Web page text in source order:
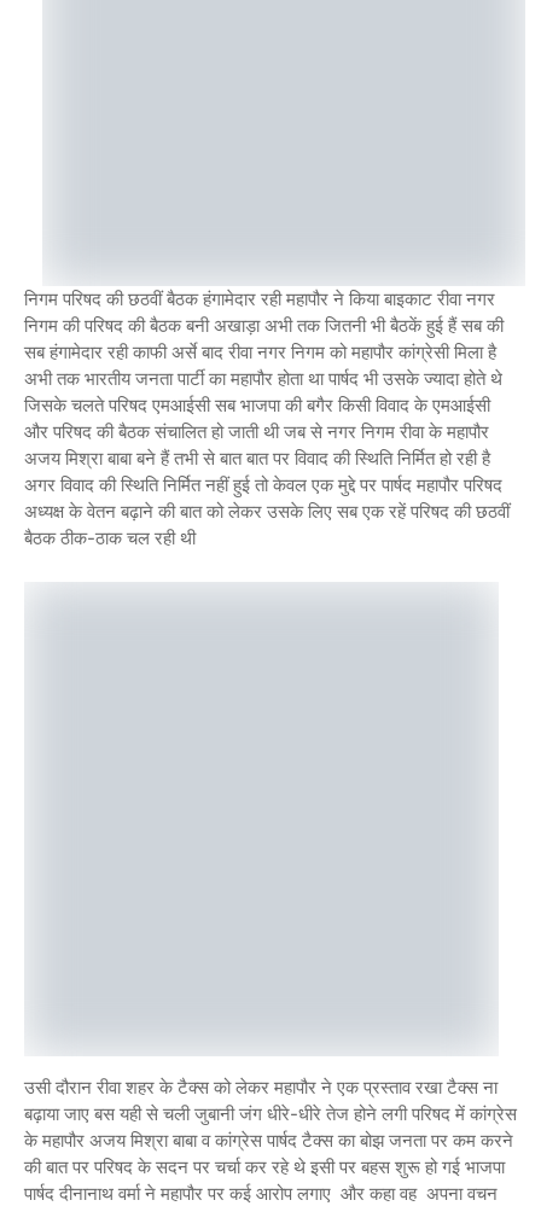
निगम परिषद की छठवीं बैठक हंगामेदार रही महापौर ने किया बाइकाट रीवा नगर
निगम की परिषद की बैठक बनी अखाड़ा अभी तक जितनी भी बैठकें हुई हैं सब की
सब हंगामेदार रही काफी अर्से बाद रीवा नगर निगम को महापौर कांग्रेसी मिला है
अभी तक भारतीय जनता पार्टी का महापौर होता था पार्षद भी उसके ज्यादा होते थे
जिसके चलते परिषद एमआईसी सब भाजपा की बगैर किसी विवाद के एमआईसी
और परिषद की बैठक संचालित हो जाती थी जब से नगर निगम रीवा के महापौर
अजय मिश्रा बाबा बने हैं तभी से बात बात पर विवाद की स्थिति निर्मित हो रही है
अगर विवाद की स्थिति निर्मित नहीं हुई तो केवल एक मुद्दे पर पार्षद महापौर परिषद
अध्यक्ष के वेतन बढ़ाने की बात को लेकर उसके लिए सब एक रहें परिषद की छठवीं
बैठक ठीक-ठाक चल रही थी
उसी दौरान रीवा शहर के टैक्स को लेकर महापौर ने एक प्रस्ताव रखा टैक्स ना
बढ़ाया जाए बस यही से चली जुबानी जंग धीरे-धीरे तेज होने लगी परिषद में कांग्रेस
के महापौर अजय मिश्रा बाबा व कांग्रेस पार्षद टैक्स का बोझ जनता पर कम करने
की बात पर परिषद के सदन पर चर्चा कर रहे थे इसी पर बहस शुरू हो गई भाजपा
पार्षद दीनानाथ वर्मा ने महापौर पर कई आरोप लगाए और कहा वह अपना वचन